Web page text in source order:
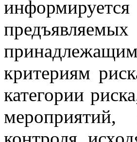
принадлежащим
критериям
категории